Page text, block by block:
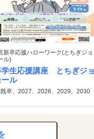
新卒応援ハローワーク(とちぎジョ
ル)
学生応援講座 とちぎジョ
ール
卒、2027、2028、2029、2030